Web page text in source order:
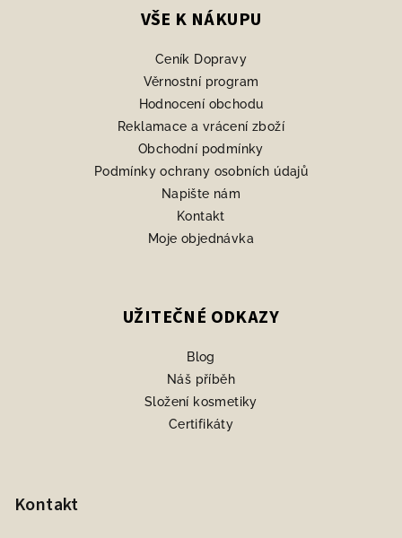
VŠE K NÁKUPU
Ceník Dopravy
Věrnostní program
Hodnocení obchodu
Reklamace a vrácení zboží
Obchodní podmínky
Podmínky ochrany osobních údajů
Napište nám
Kontakt
Moje objednávka
UŽITEČNÉ ODKAZY
Blog
Náš příběh
Složení kosmetiky
Certifikáty
Kontakt